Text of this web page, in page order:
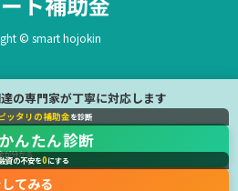
© smart hojokin
の専門家が丁寧に対応します
ッタリの補助金を診断
んたん診断
が分かる
資の不安を0にする
てみる